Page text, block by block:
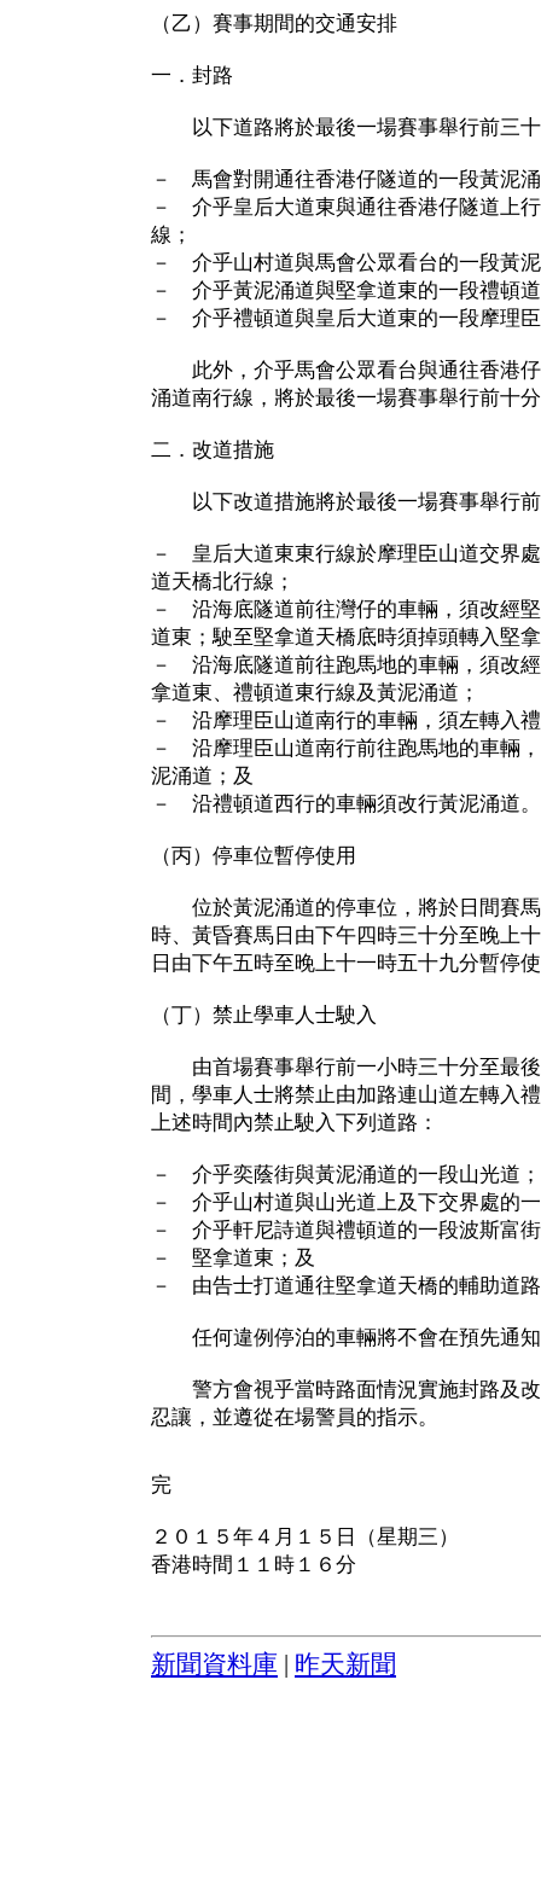
（乙）賽事期間的交通安排
一．封路
以下道路將於最後一場賽事舉行前三十
－ 馬會對開通往香港仔隧道的一段黃泥
－ 介乎皇后大道東與通往香港仔隧道上
線；
－ 介乎山村道與馬會公眾看台的一段黃
－ 介乎黃泥涌道與堅拿道東的一段禮頓
－ 介乎禮頓道與皇后大道東的一段摩理
此外，介乎馬會公眾看台與通往香港仔
涌道南行線，將於最後一場賽事舉行前十
二．改道措施
以下改道措施將於最後一場賽事舉行前
－ 皇后大道東東行線於摩理臣山道交界
道天橋北行線；
－ 沿海底隧道前往灣仔的車輛，須改經
道東；駛至堅拿道天橋底時須掉頭轉入堅
－ 沿海底隧道前往跑馬地的車輛，須改
拿道東、禮頓道東行線及黃泥涌道；
－ 沿摩理臣山道南行的車輛，須左轉入
－ 沿摩理臣山道南行前往跑馬地的車輛
泥涌道；及
－ 沿禮頓道西行的車輛須改行黃泥涌道。
（丙）停車位暫停使用
位於黃泥涌道的停車位，將於日間賽馬
時、黃昏賽馬日由下午四時三十分至晚上
日由下午五時至晚上十一時五十九分暫停
（丁）禁止學車人士駛入
由首場賽事舉行前一小時三十分至最後
間，學車人士將禁止由加路連山道左轉入
上述時間內禁止駛入下列道路：
－ 介乎奕蔭街與黃泥涌道的一段山光道；
－ 介乎山村道與山光道上及下交界處的
－ 介乎軒尼詩道與禮頓道的一段波斯富
－ 堅拿道東；及
－ 由告士打道通往堅拿道天橋的輔助道
任何違例停泊的車輛將不會在預先通知
警方會視乎當時路面情況實施封路及改
忍讓，並遵從在場警員的指示。
完
２０１５年４月１５日（星期三）
香港時間１１時１６分
新聞資料庫 昨天新聞